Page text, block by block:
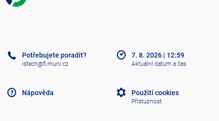
Potřebujete poradit?
istech@fi.muni.cz
Nápověda
7. 8. 2026 | 12:59
Aktuální datum a čas
Použití cookies
Přístupnost